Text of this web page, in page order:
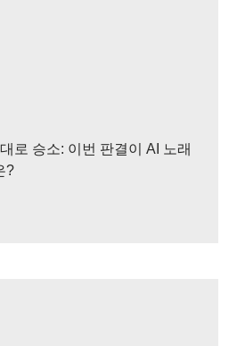
로 승소: 이번 판결이 AI 노래
?